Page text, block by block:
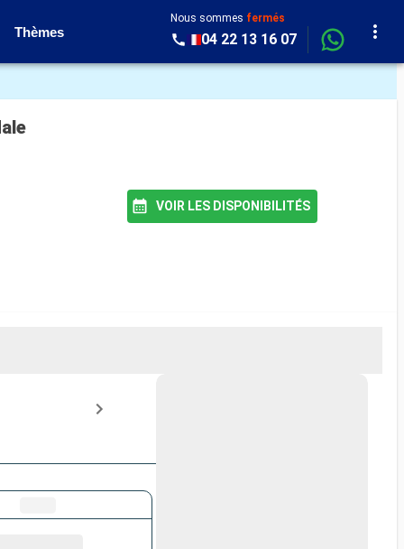
Thèmes
Nous sommes fermés
04 22 13 16 07
VOIR LES DISPONIBILITÉS